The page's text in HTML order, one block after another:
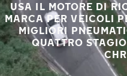
USA IL MOTORE DI
MARCA PER VEICOLI
MIGLIORI
QUATTRO